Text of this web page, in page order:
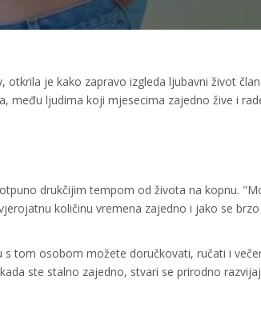
otkrila je kako zapravo izgleda ljubavni život
među ljudima koji mjesecima zajedno žive i
drukčijim tempom od života na kopnu.
količinu vremena zajedno i jako se brzo
tom osobom možete doručkovati, ručati i
ste stalno zajedno, stvari se prirodno